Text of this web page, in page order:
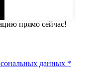
прямо сейчас!
данных *